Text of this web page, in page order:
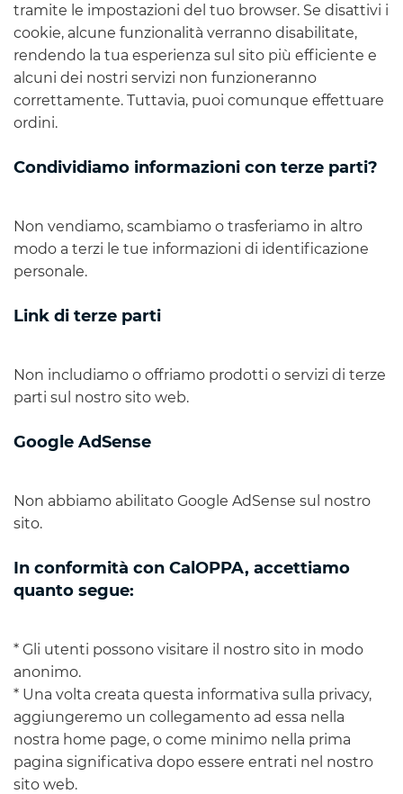
tramite le impostazioni del tuo browser. Se disattivi i
cookie, alcune funzionalità verranno disabilitate,
rendendo la tua esperienza sul sito più efficiente e
alcuni dei nostri servizi non funzioneranno
correttamente. Tuttavia, puoi comunque effettuare
ordini.
Condividiamo informazioni con terze parti?
Non vendiamo, scambiamo o trasferiamo in altro
modo a terzi le tue informazioni di identificazione
personale.
Link di terze parti
Non includiamo o offriamo prodotti o servizi di terze
parti sul nostro sito web.
Google AdSense
Non abbiamo abilitato Google AdSense sul nostro
sito.
In conformità con CalOPPA, accettiamo
quanto segue:
* Gli utenti possono visitare il nostro sito in modo
anonimo.
* Una volta creata questa informativa sulla privacy,
aggiungeremo un collegamento ad essa nella
nostra home page, o come minimo nella prima
pagina significativa dopo essere entrati nel nostro
sito web.